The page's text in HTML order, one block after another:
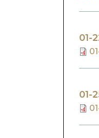
01-
01-